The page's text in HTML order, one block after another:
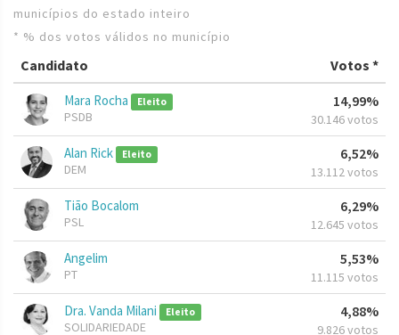
municípios do estado inteiro
* % dos votos válidos no município
Candidato Votos *
Mara Rocha Eleito
PSDB
14,99%
30.146 votos
Alan Rick Eleito
DEM
6,52%
13.112 votos
Tião Bocalom
PSL
6,29%
12.645 votos
Angelim
PT
5,53%
11.115 votos
Dra. Vanda Milani Eleito
SOLIDARIEDADE
4,88%
9.826 votos